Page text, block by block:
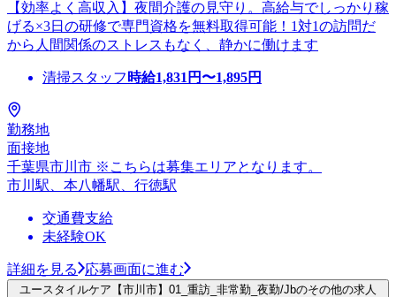
【効率よく高収入】夜間介護の見守り。高給与でしっかり稼
げる×3日の研修で専門資格を無料取得可能！1対1の訪問だ
から人間関係のストレスもなく、静かに働けます
清掃スタッフ 時給1,831 円〜1,895円
勤務地
面接地
千葉県市川市 ※こちらは募集エリアとなります。
市川駅、本八幡駅、行徳駅
交通費支給
未経験OK
詳細を見る 応募画面に進む
ユースタイルケア【市川市】01_重訪_非常勤_夜勤/Jbのその他の求人